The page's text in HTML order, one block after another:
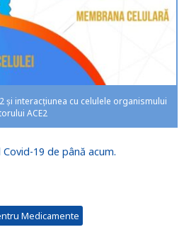
și interacțiunea cu celulele organismului
ACE2
19 de până acum.
Medicamente